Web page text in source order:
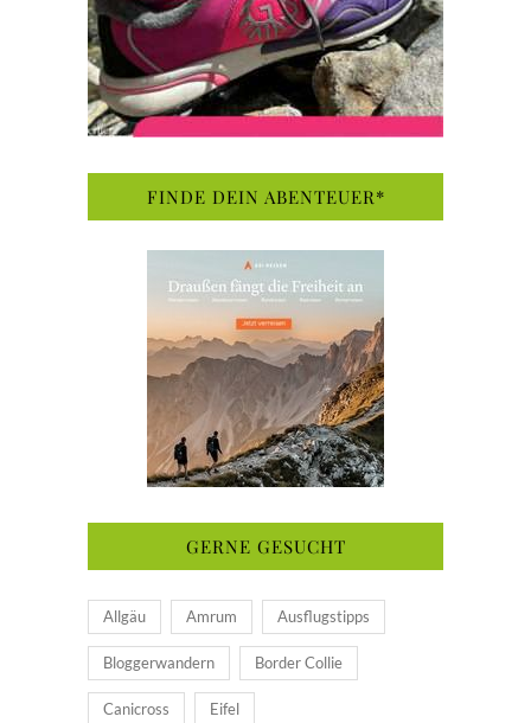
FINDE DEIN ABENTEUER*
GERNE GESUCHT
Allgäu Amrum Ausflugstipps
Bloggerwandern Border Collie
Canicross Eifel